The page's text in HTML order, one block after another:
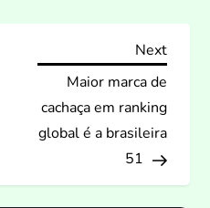
Next
Next
Maior marca de
cachaça em ranking
global é a brasileira
51